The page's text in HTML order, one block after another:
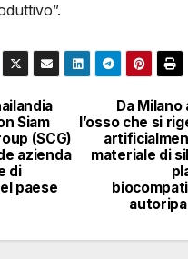
Da Milano
l’osso che si
materiale di
Siam
(SCG)
azienda
di
paese